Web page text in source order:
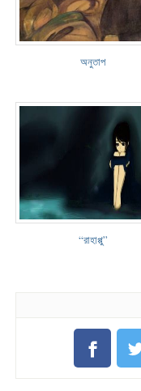
অনুতাপ
“রাহাপ্পু”